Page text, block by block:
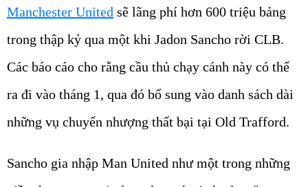
Manchester United sẽ lãng phí hơn 600 triệu bảng
trong thập kỷ qua một khi Jadon Sancho rời CLB.
Các báo cáo cho rằng cầu thủ chạy cánh này có thể
ra đi vào tháng 1, qua đó bổ sung vào danh sách dài
những vụ chuyển nhượng thất bại tại Old Trafford.
Sancho gia nhập Man United như một trong những